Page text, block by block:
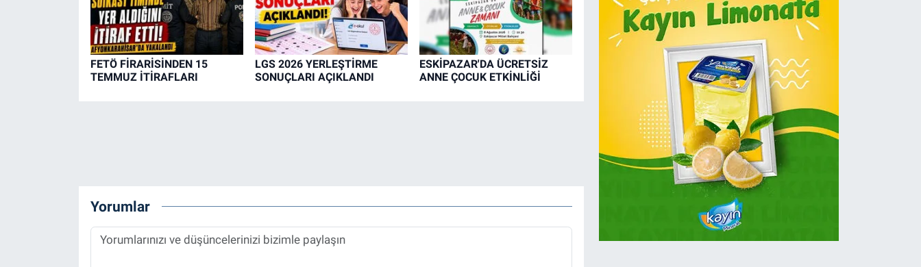
FETÖ FİRARİSİNDEN 15
TEMMUZ İTİRAFLARI
LGS 2026 YERLEŞTİRME
SONUÇLARI AÇIKLANDI
ESKİPAZAR'DA ÜCRETSİZ
ANNE ÇOCUK ETKİNLİĞİ
Yorumlar